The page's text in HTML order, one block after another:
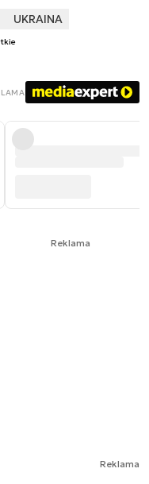
UKRAINA
Reklama
Reklama